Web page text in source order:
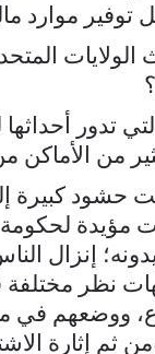
توفير موارد
تدور
من الأماكن
حشود كبيرة
مؤيدة
إنزال
نظر
ووضعهم في
ثم إثارة